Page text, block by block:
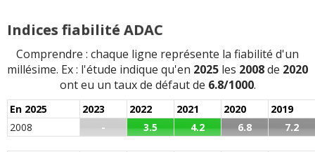
-Poulie embrayage pris sous garantie, leve vitre avant
pris sous garantie(+)
Change Amortisseur à 109100kms - Fuite d eau à l
échangeur à 115660kms - Change Double câble sélection
de vitesse a 127800kms - Panne du start a ...Lire la suite
>>
Indices fiabilité ADAC
Comprendre : chaque ligne représente la fiabilité d'un
millésime. Ex : l'étude indique qu'en 2025 les 2008de 2020
ont eu un taux de défaut de 6.8/1000.
En 2025 2023 2022 2021 2020
2019
2008
- 3.5 4.2 6.8 7.2